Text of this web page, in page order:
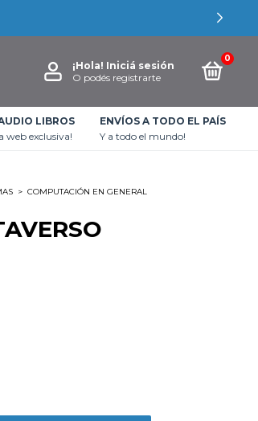
¡Hola! Iniciá sesión
O podés registrarte
0
LIBROS
web exclusiva!
ENVÍOS A TODO EL PAÍS
Y a todo el mundo!
> COMPUTACIÓN EN GENERAL